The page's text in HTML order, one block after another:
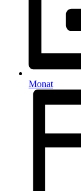
Monat